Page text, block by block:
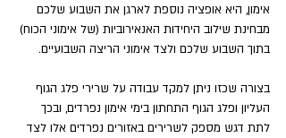
אימון, היא אופציה נוספת לארגן את השבוע שלכם
מבחינת שילוב היחידות האנאירוביות (של אימוני הכוח)
בתוך השבוע שלכם ולצד אימוני הריצה השבועיים.
בצורה שכזו ניתן למקד עבודה על שרירי פלג הגוף
העליון ופלג הגוף התחתון בימי אימון נפרדים, ובכך
לתת דגש מספק לשרירים באזורים נפרדים אלו לצד